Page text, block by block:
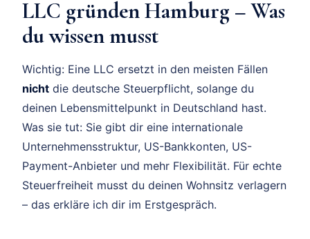
LLC gründen Hamburg – Was
du wissen musst
Wichtig: Eine LLC ersetzt in den meisten Fällen
nicht die deutsche Steuerpflicht, solange du
deinen Lebensmittelpunkt in Deutschland hast.
Was sie tut: Sie gibt dir eine internationale
Unternehmensstruktur, US-Bankkonten, US-
Payment-Anbieter und mehr Flexibilität. Für echte
Steuerfreiheit musst du deinen Wohnsitz verlagern
– das erkläre ich dir im Erstgespräch.